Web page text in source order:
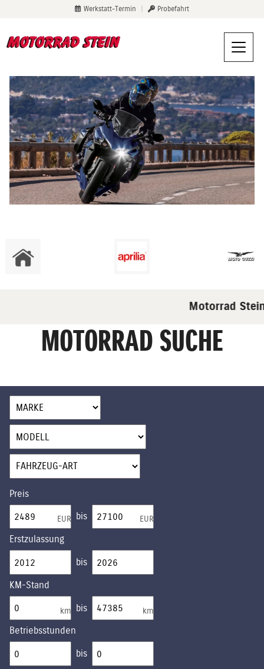
Werkstatt-Termin Probefahrt
Motorrad Stein -
MOTORRAD SUCHE
Preis
EUR bis EUR
Erstzulassung
bis
KM-Stand
km bis km
Betriebsstunden
bis